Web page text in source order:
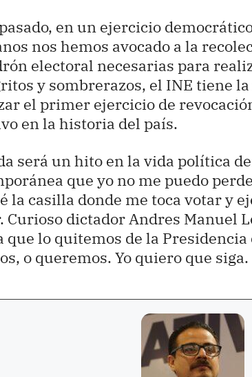
en un ejercicio
nos hemos avocado a la
electoral necesarias para
y sombrerazos, el INE tiene
el primer ejercicio de
en la historia del país.
será un hito en la vida política
que yo no me puedo
la casilla donde me toca votar y
Curioso dictador Andres Manuel
que lo quitemos de la Presidencia
o queremos. Yo quiero que siga.